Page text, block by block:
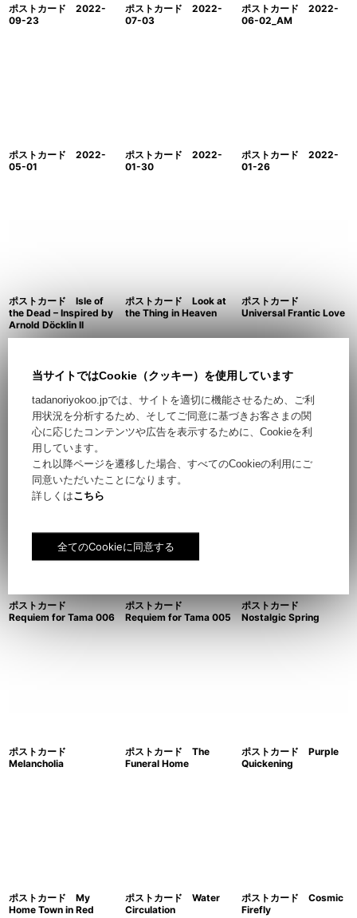
ポストカード 2022-
09-23
ポストカード 2022-
07-03
ポストカード 2022-
06-02_AM
ポストカード 2022-
05-01
ポストカード 2022-
01-30
ポストカード 2022-
01-26
ポストカード Isle of
the Dead – Inspired by
Arnold Döcklin II
ポストカード Look at
the Thing in Heaven
ポストカード
Universal Frantic Love
ポストカード Aurora
ポストカード
Requiem for Tama 060
ポストカード
Requiem for Tama 020
ポストカード
Requiem for Tama 006
ポストカード
Requiem for Tama 005
ポストカード
Nostalgic Spring
ポストカード
Melancholia
ポストカード The
Funeral Home
ポストカード Purple
Quickening
ポストカード My
Home Town in Red
ポストカード Water
Circulation
ポストカード Cosmic
Firefly
当サイトではCookie（クッキー）を使用しています
tadanoriyokoo.jpでは、サイトを適切に機能させるため、ご利
用状況を分析するため、そしてご同意に基づきお客さまの関
心に応じたコンテンツや広告を表示するために、Cookieを利
用しています。
これ以降ページを遷移した場合、すべてのCookieの利用にご
同意いただいたことになります。
詳しくはこちら